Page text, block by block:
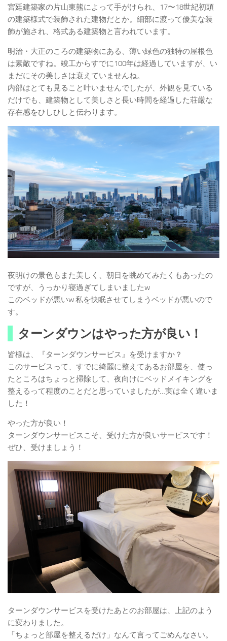
宮廷建築家の片山東熊によって手がけられ、17〜18世紀初頭
の建築様式で装飾された建物だとか。細部に渡って優美な装
飾が施され、格式ある建築物と言われています。
明治・大正のころの建築物にある、薄い緑色の独特の屋根色
は素敵ですね。竣工からすでに100年は経過していますが、い
まだにその美しさは衰えていませんね。
内部はとても見ること叶いませんでしたが、外観を見ている
だけでも、建築物として美しさと長い時間を経過した荘厳な
存在感をひしひしと伝わります。
夜明けの景色もまた美しく、朝日を眺めてみたくもあったの
ですが、うっかり寝過ぎてしまいましたw
このベッドが悪いw 私を快眠させてしまうベッドが悪いので
す。
ターンダウンはやった方が良い！
皆様は、『ターンダウンサービス』を受けますか？
このサービスって、すでに綺麗に整えてあるお部屋を、使っ
たところはちょっと掃除して、夜向けにベッドメイキングを
整えるって程度のことだと思っていましたが…実は全く違いま
した！
やった方が良い！
ターンダウンサービスこそ、受けた方が良いサービスです！
ぜひ、受けましょう！
ターンダウンサービスを受けたあとのお部屋は、上記のよう
に変わりました。
「ちょっと部屋を整えるだけ」なんて言ってごめんなさい。